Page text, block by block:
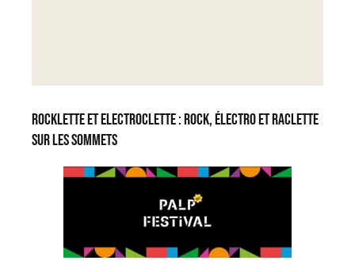
Rocklette et Electroclette : rock, électro et raclette
sur les sommets